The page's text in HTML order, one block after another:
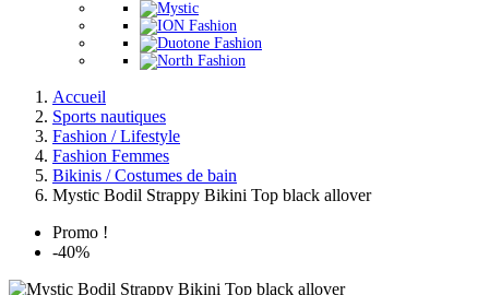
Accueil
Sports nautiques
Fashion / Lifestyle
Fashion Femmes
Bikinis / Costumes de bain
Mystic Bodil Strappy Bikini Top black allover
Promo !
-40%